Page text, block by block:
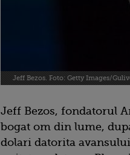
Jeff Bezos. Foto: Getty Images/
Jeff Bezos, fondatorul
bogat om din lume,
dolari datorita